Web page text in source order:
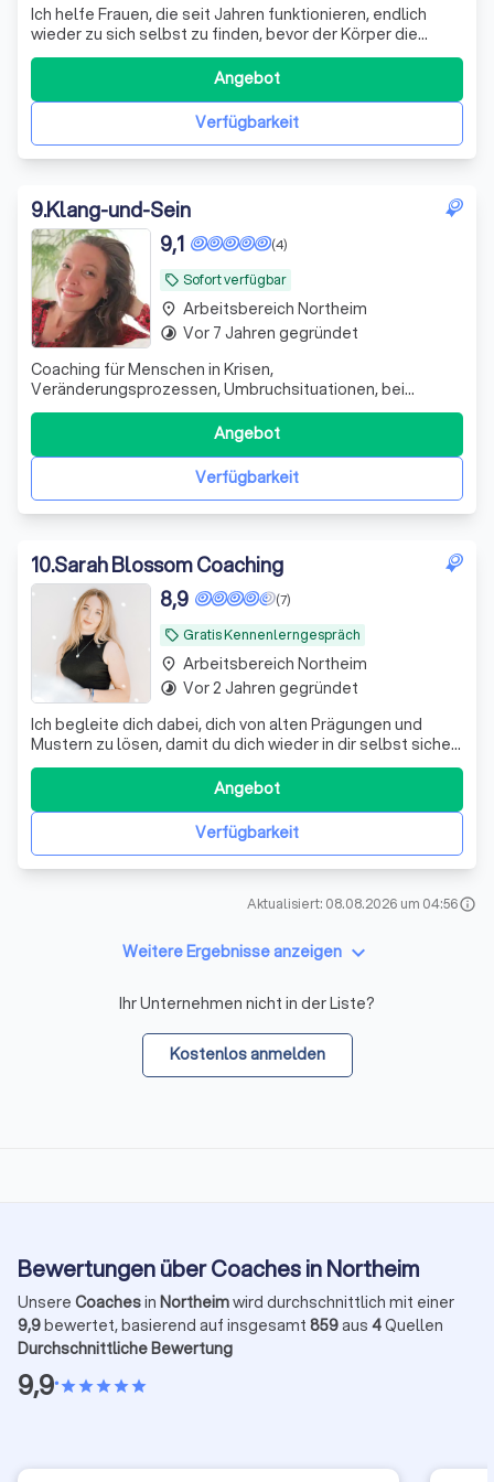
Ich helfe Frauen, die seit Jahren funktionieren, endlich
wieder zu sich selbst zu finden, bevor der Körper die
Notbremse zieht. Mit Klarheit und Direktheit, raus aus dem
Verfügbarkeit
Angebot
9.Klang-und-Sein
local_offer Sofort verfügbar
(4)
9,1
Coaching für Menschen in Krisen,
Veränderungsprozessen, Umbruchsituationen, bei
Überforderung, Ängsten, Schwierigkeiten in Beziehungen,
Trennungen, Selbstwertthemen und sonstigen
Herausforderungen.
Verfügbarkeit
Angebot
place Arbeitsbereich Northeim
timelapse Vor 7 Jahren gegründet
10.Sarah Blossom Coaching
local_offer Gratis Kennenlerngespräch
(7)
8,9
Ich begleite dich dabei, dich von alten Prägungen und
Mustern zu lösen, damit du dich wieder in dir selbst sicher
fühlst und dir ein freies, selbstbestimmtes Leben
Verfügbarkeit
Angebot
place Arbeitsbereich Northeim
timelapse Vor 2 Jahren gegründet
Aktualisiert: 08.08.2026 um 04:56info
Weitere Ergebnisse anzeigen keyboard_arrow_down
Ihr Unternehmen nicht in der Liste?
Kostenlos anmelden
Bewertungen über Coaches in Northeim
Unsere Coachesin Northeimwird durchschnittlich mit einer
9,9bewertet, basierend auf insgesamt 859aus 4Quellen
Durchschnittliche Bewertung
9,9•starstarstarstarstar